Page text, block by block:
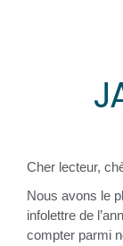
Cher lecteur,
Nous avons le
infolettre de
compter parmi